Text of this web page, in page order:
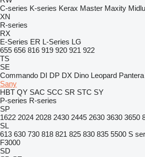
C-series K-series Kerax Master Maxity
XN
R-series
RX
E-Series ER L-Series LG
655 656 816 919 920 921 922
TS
SE
Commando DI DP DX Dino Leopard Pantera
Sany
HBT QY SAC SCC SR STC SY
P-series R-series
SP
1622 2024 2028 2430 2445 2630 3630 3650
SL
613 630 730 818 821 825 830 835 5500 S
F3000
SD